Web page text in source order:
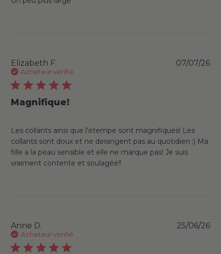
Elizabeth F.
Acheteur vérifié
Magnifique!
Les collants ainsi que l'étempe sont magnifiques! Les
collants sont doux et ne derangent pas au quotidien :) Ma
fille a la peau sensible et elle ne marque pas! Je suis
vraiment contente et soulagée!!
07/07/26
Anne D.
Acheteur vérifié
25/06/26